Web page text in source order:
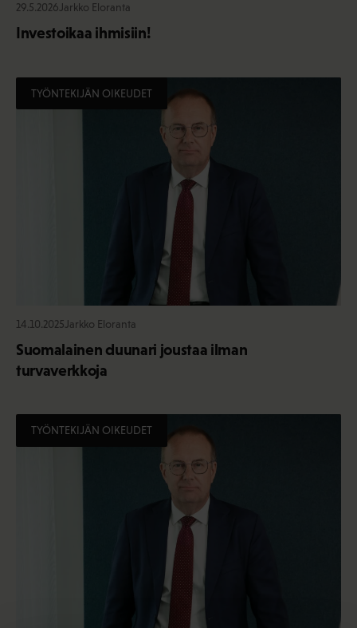
29.5.2026Jarkko Eloranta
Investoikaa ihmisiin!
TYÖNTEKIJÄN OIKEUDET
14.10.2025 Jarkko Eloranta
Suomalainen duunari joustaa ilman
turvaverkkoja
TYÖNTEKIJÄN OIKEUDET